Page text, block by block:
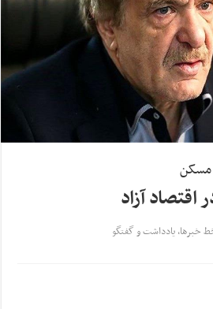
آزاد
خبرها,یادداشت و گفتگو